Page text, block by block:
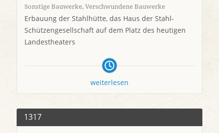
Sonstige Bauwerke, Verschwundene Bauwerke
Erbauung der Stahlhütte, das Haus der Stahl-
Schützengesellschaft auf dem Platz des heutigen
Landestheaters
weiterlesen
1317